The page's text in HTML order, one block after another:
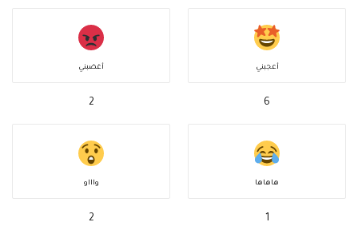
أعجبني
6
أغضبني
2
هاهاها
1
واااو
2